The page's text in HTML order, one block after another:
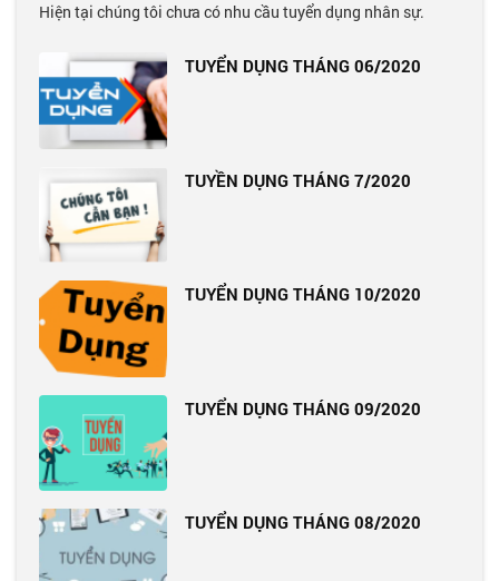
Hiện tại chúng tôi chưa có nhu cầu tuyển dụng nhân sự.
TUYỂN DỤNG THÁNG 06/2020
TUYỀN DỤNG THÁNG 7/2020
TUYỂN DỤNG THÁNG 10/2020
TUYỂN DỤNG THÁNG 09/2020
TUYỂN DỤNG THÁNG 08/2020